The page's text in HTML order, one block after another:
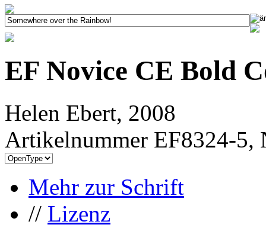
EF Novice CE Bold
Helen Ebert, 2008
Artikelnummer EF8324-5,
Mehr zur Schrift
// Lizenz